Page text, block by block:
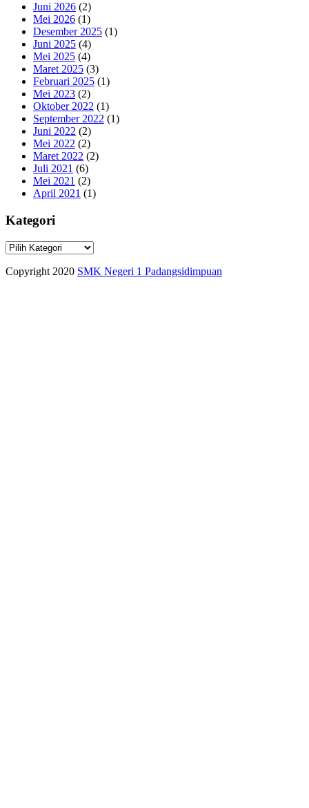
Juni 2026 (2)
Mei 2026 (1)
Desember 2025 (1)
Juni 2025 (4)
Mei 2025 (4)
Maret 2025 (3)
Februari 2025 (1)
Mei 2023 (2)
Oktober 2022 (1)
September 2022 (1)
Juni 2022 (2)
Mei 2022 (2)
Maret 2022 (2)
Juli 2021 (6)
Mei 2021 (2)
April 2021 (1)
Kategori
Kategori
Copyright 2020 SMK Negeri 1 Padangsidimpuan